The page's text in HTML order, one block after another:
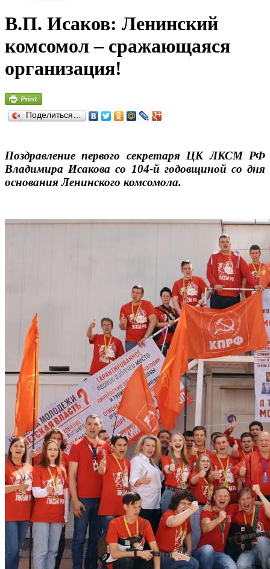
В.П. Исаков: Ленинский
комсомол – сражающаяся
организация!
Поделиться…
Поздравление первого секретаря ЦК ЛКСМ РФ
Владимира Исакова со 104-й годовщиной со дня
основания Ленинского комсомола.